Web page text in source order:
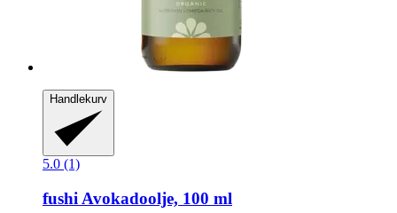
Handlekurv
5.0 (1)
fushi Avokadoolje, 100 ml